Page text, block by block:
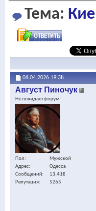
Тема:
08.04.2026 19:38
Август Пиночук
Не покидает форум
Пол
Мужской
Адрес
Одесса
Сообщений
13,418
Репутация
5265